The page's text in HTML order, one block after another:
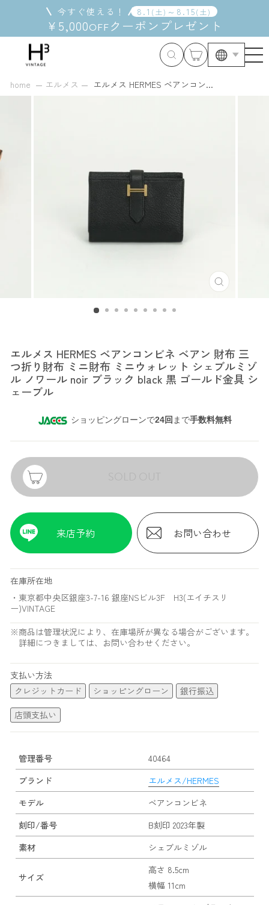
キ
今すぐ使える！ 8 . 1 ( 土) ～ 8 . 15( 土)
¥5,000OFFクーポン プレゼント
home エルメス エルメス HERMES ベアンコン...
エルメス HERMES ベアンコンビネ ベアン 財布 三
つ折り財布 ミニ財布 ミニウォレット シェブルミゾ
ル ノワール noir ブラック black 黒 ゴールド金具 シ
ェーブル
ショッピングローンで24回 まで手数料無料
来店予約 お問い合わせ
在庫所在地
・東京都中央区銀座3-7-16 銀座NSビル3F H3(エイチスリ
ー)VINTAGE
※商品は管理状況により、在庫場所が異なる場合がございます。
詳細につきましては、お問い合わせください。
支払い方法
クレジットカード
ショッピングローン
銀行振込
店頭支払い
管理番号
40464
ブランド
エルメス/HERMES
モデル
ベアンコンビネ
刻印/番号
B刻印 2023年製
素材
シェブルミゾル
サイズ
高さ 8.5cm
横幅 11cm